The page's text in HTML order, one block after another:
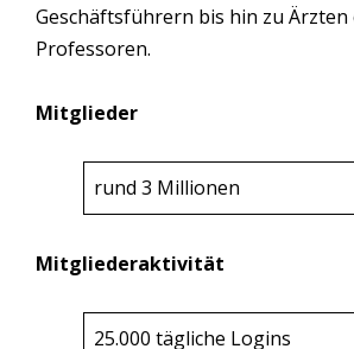
Geschäftsführern bis hin zu Ärzten
Professoren.
Mitglieder
rund 3 Millionen
Mitgliederaktivität
25.000 tägliche Logins